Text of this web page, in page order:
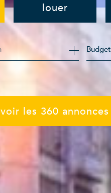
louer
de l'immo pro
Budget
voir les 360 annonces